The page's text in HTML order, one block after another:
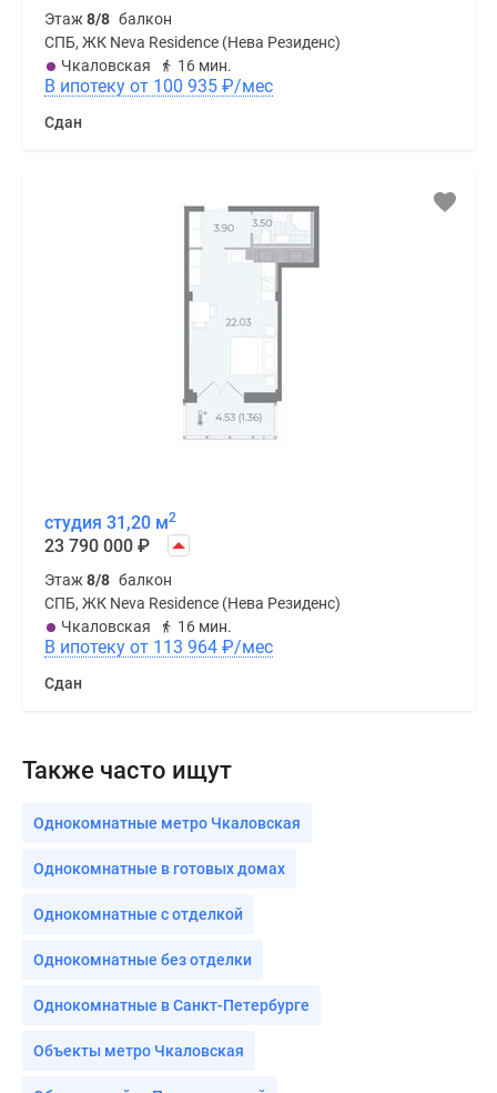
Этаж8/8 балкон
СПБ, ЖК Neva Residence (Нева Резиденс)
Чкаловская
16 мин.
В ипотеку от 100 935 ₽/мес
Сдан
студия 31,20 м2
23 790 000 ₽
Этаж8/8 балкон
СПБ, ЖК Neva Residence (Нева Резиденс)
Чкаловская
16 мин.
В ипотеку от 113 964 ₽/мес
Сдан
Также часто ищут
Однокомнатные метро Чкаловская
Однокомнатные в готовых домах
Однокомнатные с отделкой
Однокомнатные без отделки
Однокомнатные в Санкт-Петербурге
Объекты метро Чкаловская